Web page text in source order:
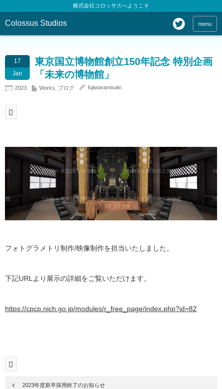
株式会社コロッサスへようこそ
Colossus Studios menu
17
Jan
東京国立博物館創立150年記念 特別企画
「未来の博物館」
2023 Works ブログ fujiwaramisaki
フォトグラメトリ制作/映像制作を担当いたしました。
下記URLより展示の詳細をご覧いただけます。
https://cpcp.nich.go.jp/modules/r_free_page/index.php?id=82
2023年度新卒採用終了のお知らせ